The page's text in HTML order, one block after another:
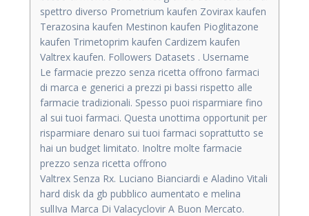
spettro diverso Prometrium kaufen Zovirax kaufen
Terazosina kaufen Mestinon kaufen Pioglitazone
kaufen Trimetoprim kaufen Cardizem kaufen
Valtrex kaufen. Followers Datasets . Username
Le farmacie prezzo senza ricetta offrono farmaci
di marca e generici a prezzi pi bassi rispetto alle
farmacie tradizionali. Spesso puoi risparmiare fino
al sui tuoi farmaci. Questa unottima opportunit per
risparmiare denaro sui tuoi farmaci soprattutto se
hai un budget limitato. Inoltre molte farmacie
prezzo senza ricetta offrono
Valtrex Senza Rx. Luciano Bianciardi e Aladino Vitali
hard disk da gb pubblico aumentato e melina
sullIva Marca Di Valacyclovir A Buon Mercato.